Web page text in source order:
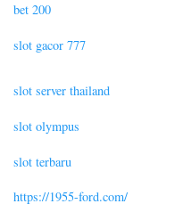
bet 200
slot gacor 777
slot server thailand
slot olympus
slot terbaru
https://1955-ford.com/